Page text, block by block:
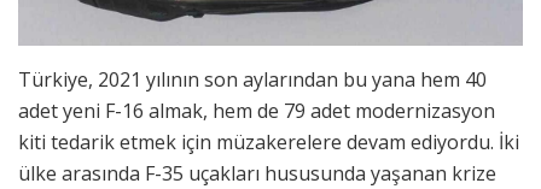
Türkiye, 2021 yılının son aylarından bu yana hem 40
adet yeni F-16 almak, hem de 79 adet modernizasyon
kiti tedarik etmek için müzakerelere devam ediyordu. İki
ülke arasında F-35 uçakları hususunda yaşanan krize